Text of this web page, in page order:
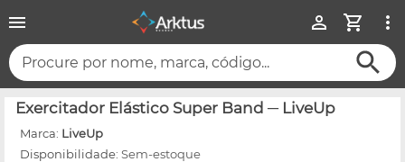
Procure por nome, marca, código...
Exercitador Elástico Super Band ─ LiveUp
Marca: LiveUp
Disponibilidade: Sem-estoque